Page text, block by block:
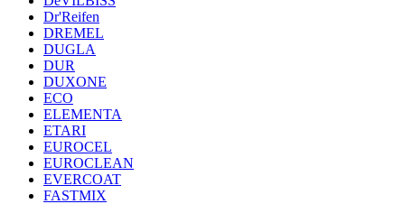
Dr'Reifen
DREMEL
DUGLA
DUR
DUXONE
ECO
ELEMENTA
ETARI
EUROCEL
EUROCLEAN
EVERCOAT
FASTMIX